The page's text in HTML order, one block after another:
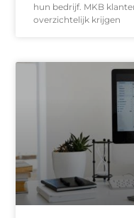
hun bedrijf. MKB
overzichtelijk krijgen